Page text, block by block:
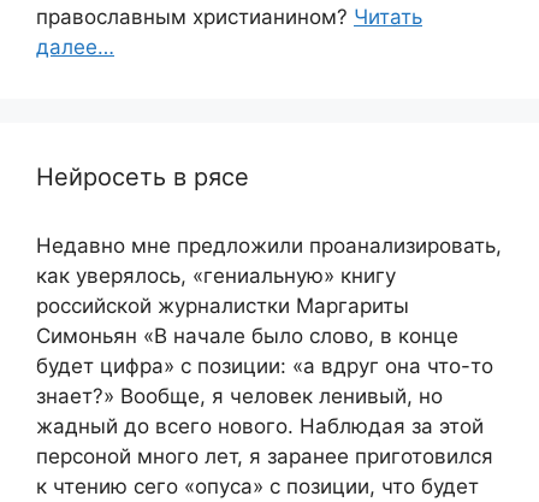
православным христианином? Читать
далее…
Нейросеть в рясе
Недавно мне предложили проанализировать,
как уверялось, «гениальную» книгу
российской журналистки Маргариты
Симоньян «В начале было слово, в конце
будет цифра» с позиции: «а вдруг она что-то
знает?» Вообще, я человек ленивый, но
жадный до всего нового. Наблюдая за этой
персоной много лет, я заранее приготовился
к чтению сего «опуса» с позиции, что будет